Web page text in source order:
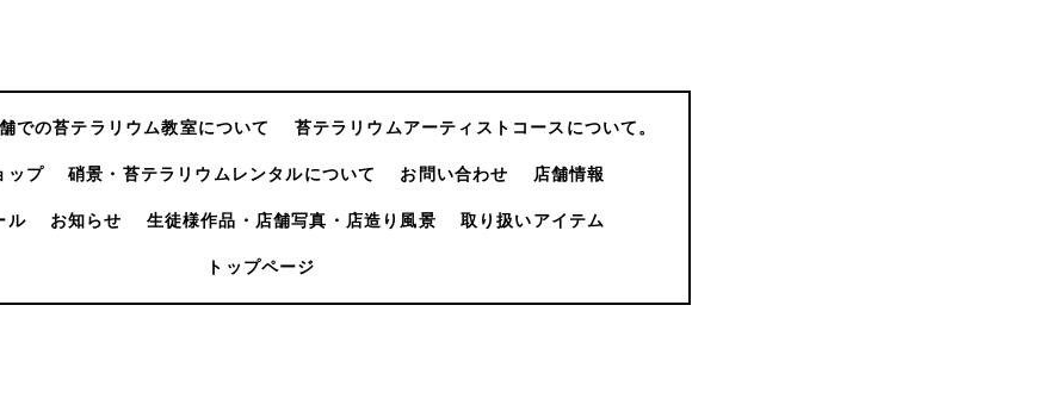
での苔テラリウム教室について 苔テラリウムアーティストコースについて。
ップ 硝景・苔テラリウムレンタルについて お問い合わせ 店舗情報
ル お知らせ 生徒様作品・店舗写真・店造り風景 取り扱いアイテム
トップページ